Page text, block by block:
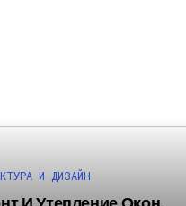
И ДИЗАЙН
И Утепление Окон.